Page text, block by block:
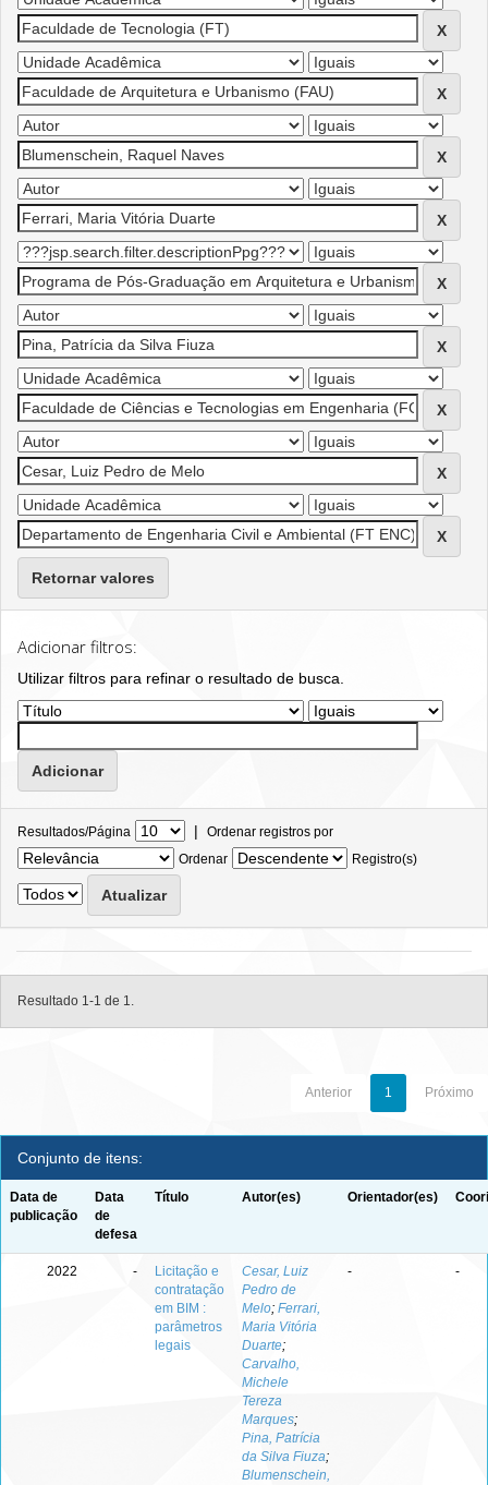
Retornar valores
Adicionar filtros:
Utilizar filtros para refinar o resultado de busca.
Resultados/Página | Ordenar registros por
Ordenar
Registro(s)
Resultado 1-1 de 1.
Anterior 1 Próximo
Conjunto de itens:
Data de
publicação
Data
de
defesa
Título Autor(es) Orientador(es)
2022 -
Licitação e
contratação
em BIM :
parâmetros
legais
Cesar, Luiz
Pedro de
Melo; Ferrari,
Maria Vitória
Duarte;
Carvalho,
Michele
Tereza
Marques;
Pina, Patrícia
da Silva Fiuza;
Blumenschein,
- -